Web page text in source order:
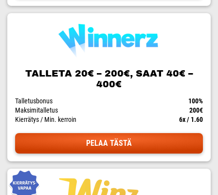
TALLETA 20€ – 200€, SAAT 40€ –
400€
Talletusbonus
100%
Maksimitalletus
200€
Kierrätys / Min. kerroin
6x / 1.60
PELAA TÄSTÄ